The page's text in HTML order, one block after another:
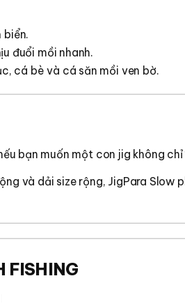
biển.
đuổi mồi nhanh.
cá bè và cá săn mồi ven bờ.
bạn muốn một con jig không chỉ
và dải size rộng, JigPara Slow
FISHING